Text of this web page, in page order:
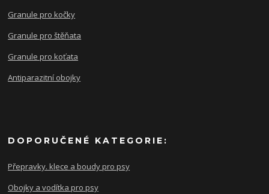
Granule pro kočky
Granule pro štěňata
Granule pro koťata
Antiparazitní obojky
DOPORUČENÉ KATEGORIE:
Přepravky. klece a boudy pro psy
Obojky a vodítka pro psy